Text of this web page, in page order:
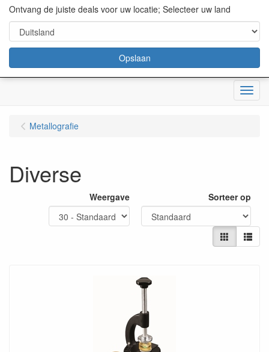
content="18/11/2025″/>
Menu
Metallografie
Diverse
Weergave Sorteer op
Ontvang de juiste deals voor uw locatie; Selecteer uw land
Opslaan